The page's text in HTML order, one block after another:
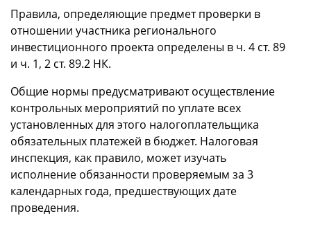
Правила, определяющие предмет проверки в
отношении участника регионального
инвестиционного проекта определены в ч. 4 ст. 89
и ч. 1, 2 ст. 89.2 НК.
Общие нормы предусматривают осуществление
контрольных мероприятий по уплате всех
установленных для этого налогоплательщика
обязательных платежей в бюджет. Налоговая
инспекция, как правило, может изучать
исполнение обязанности проверяемым за 3
календарных года, предшествующих дате
проведения.